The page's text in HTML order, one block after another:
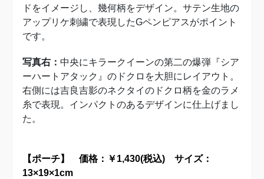
ドをイメージし、幾何柄をデザイン。サテン生地の
アップリケ刺繍で表現したGペンピアスがポイント
です。
写真右：中央にキラークイーンの第二の爆弾『シア
ーハートアタック』のドクロを大胆にレイアウト。
右側には吉良吉影のネクタイのドクロ柄を金のラメ
糸で表現。インパクトのあるデザインに仕上げまし
た。
【ポーチ】 価格：￥1,430(税込) サイズ：
13×19×1cm